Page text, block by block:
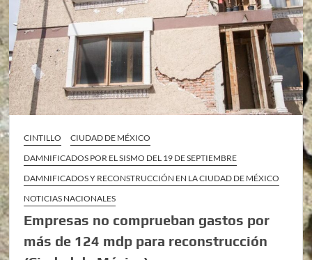
CINTILLO
CIUDAD DE MÉXICO
DAMNIFICADOS POR EL SISMO DEL 19 DE SEPTIEMBRE
DAMNIFICADOS Y RECONSTRUCCIÓN EN LA CIUDAD DE MÉXICO
NOTICIAS NACIONALES
Empresas no comprueban gastos por
más de 124 mdp para reconstrucción